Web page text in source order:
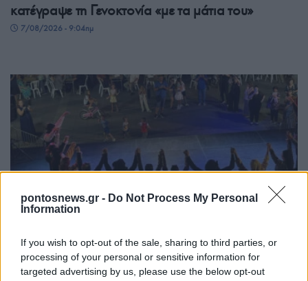
pontosnews.gr - Do Not Process My Personal
Information
If you wish to opt-out of the sale, sharing to third parties, or
processing of your personal or sensitive information for
targeted advertising by us, please use the below opt-out
κατέγραψε τη Γενοκτονία «με τα μάτια του»
7/08/2026 - 9:04πμ
ΠΟΝΤΟΣ
Δήμος Καλαμαριάς: Υπερπαραγωγή ποντιακής
μνήμης το Πανηγύρι Μεταμορφώσεως του
Σωτήρος